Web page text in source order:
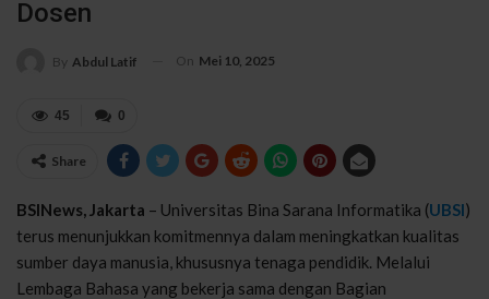
Dosen
By Abdul Latif On Mei 10, 2025
0
45
Share
BSINews, Jakarta – Universitas Bina Sarana Informatika (UBSI)
terus menunjukkan komitmennya dalam meningkatkan kualitas
sumber daya manusia, khususnya tenaga pendidik. Melalui
Lembaga Bahasa yang bekerja sama dengan Bagian